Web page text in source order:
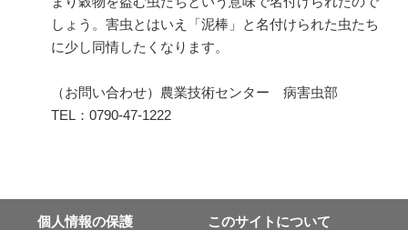
しょう。害虫とはいえ「泥棒」と名付けられた虫たち
に少し同情したくなります。
（お問い合わせ）農業技術センター 病害虫部
TEL：0790-47-1222
個⼈情報の保護
このサイトについて